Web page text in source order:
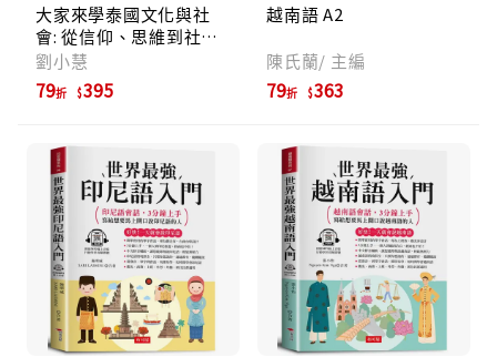
大家來學泰國文化與社
會: 從信仰、思維到社會
百態, 一本讀懂泰國人的
內心世界 (附QR Code音
檔)
劉小慧
79折 395
越南語 A2
陳氏蘭/ 主編
79折 363